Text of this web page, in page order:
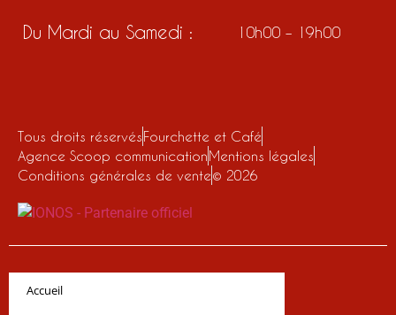
Du Mardi au Samedi : 10h00 – 19h00
Tous droits réservésFourchette et Café
Agence Scoop communicationMentions légales
Conditions générales de vente© 2026
Accueil